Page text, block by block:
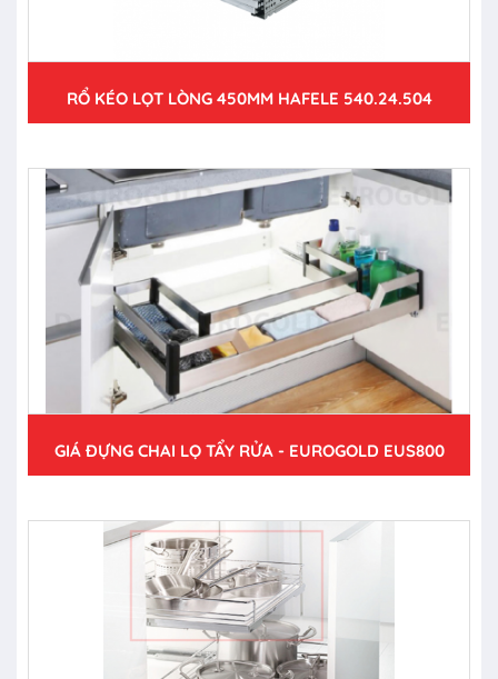
RỔ KÉO LỌT LÒNG 450MM HAFELE 540.24.504
GIÁ ĐỰNG CHAI LỌ TẨY RỬA - EUROGOLD EUS800